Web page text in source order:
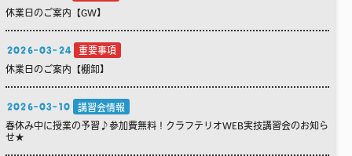
休業日のご案内【GW】
2026-03-24
重要事項
休業日のご案内【棚卸】
2026-03-10
講習会情報
春休み中に授業の予習♪参加費無料！クラフテリオWEB実技講習会のお知ら
せ★